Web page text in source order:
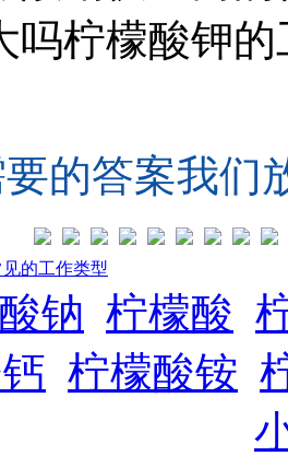
吗柠檬酸钾
的答案我们
的工作类型
钠 柠檬酸
柠檬酸铵